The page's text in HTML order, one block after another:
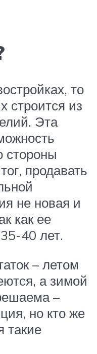
то
строится из
Эта
стороны
продавать
не новая и
как ее
40 лет.
– летом
а зимой
–
но кто же
такие